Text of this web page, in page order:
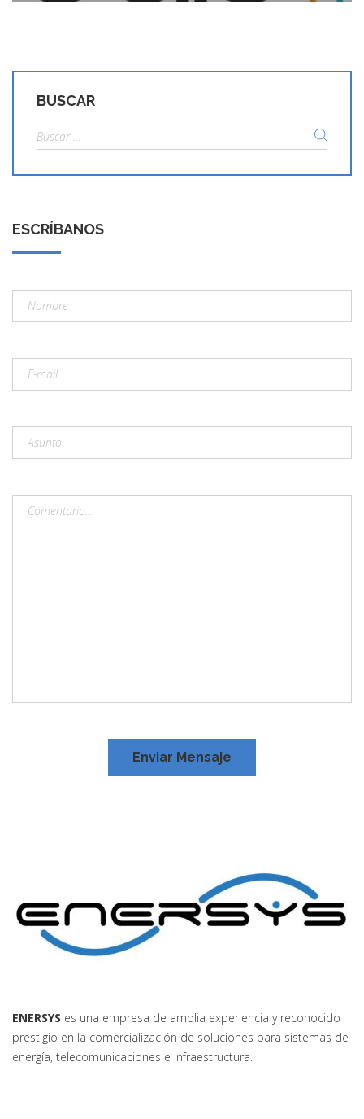
BUSCAR
Buscar:
ESCRÍBANOS
ENERSYS es una empresa de amplia experiencia y reconocido
prestigio en la comercialización de soluciones para sistemas de
energía, telecomunicaciones e infraestructura.